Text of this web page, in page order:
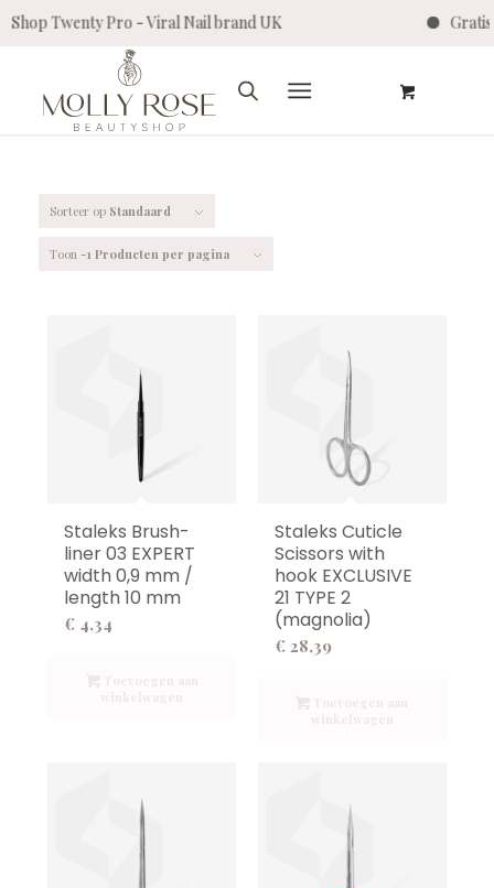
Pro - Viral Nail brand UK Gratis
Sorteer op Standaard
Toon -1 Producten per pagina
Staleks Brush-
liner 03 EXPERT
width 0,9 mm /
length 10 mm
€ 4,34
Staleks Cuticle
Scissors with
hook EXCLUSIVE
21 TYPE 2
(magnolia)
€ 28,39